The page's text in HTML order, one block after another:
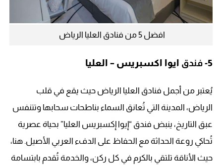
افضل 5 من فنادق العليا الرياض
5- فندق ايوا اكسبريس – العليا
يُعتبر من أجمل فنادق العليا الرياض حيث يقع في قلب
الرياض، المدينة التي تُعانق السماء بناطحات سحابها وتتنفس
عبق التاريخ، ينبض فندق “إيوا إكسبريس العليا” بحياة عصرية
تُحاكي روعة الحداثة مع الحفاظ على الدفء العربي الأصيل. هنا،
حيث الأناقة تلتقي بالكرم في كل ركن، والخدمة تُقدم بابتسامة